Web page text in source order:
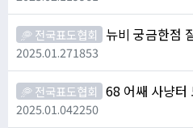
🥏 전국표도협회
2025.01.271853
🥏 전국표도협회 68 어쌔 사냥
2025.01.042250